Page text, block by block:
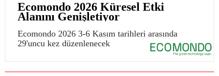
Ecomondo 2026 Küresel Etki
Alanını Genişletiyor
Ecomondo 2026 3-6 Kasım tarihleri arasında
29'uncu kez düzenlenecek